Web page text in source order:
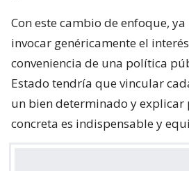
Con este cambio de enfoque,
invocar genéricamente el
conveniencia de una política
Estado tendría que vincular
un bien determinado y explicar
concreta es indispensable y